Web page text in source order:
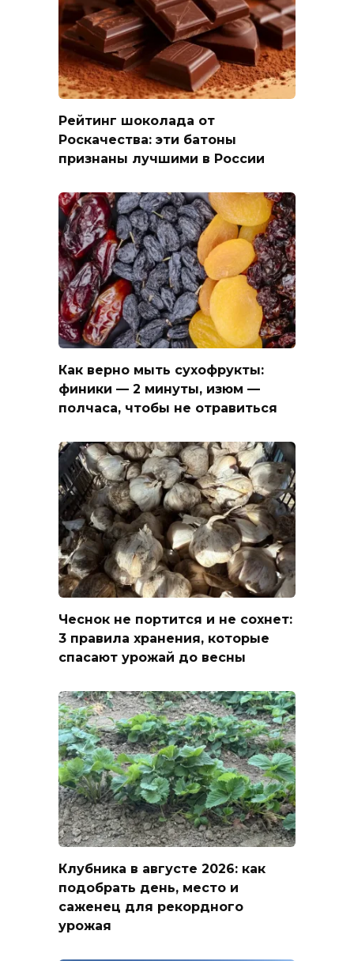
Рейтинг шоколада от
Роскачества: эти батоны
признаны лучшими в России
Как верно мыть сухофрукты:
финики — 2 минуты, изюм —
полчаса, чтобы не отравиться
Чеснок не портится и не сохнет:
3 правила хранения, которые
спасают урожай до весны
Клубника в августе 2026: как
подобрать день, место и
саженец для рекордного
урожая